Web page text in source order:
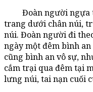
Đoàn người ngựa
trang dưới chân núi,
núi. Đoàn người đi
ngày một đêm bình
cũng bình an vô sự,
cắm trại qua đêm tại
lưng núi, tai nạn cuối